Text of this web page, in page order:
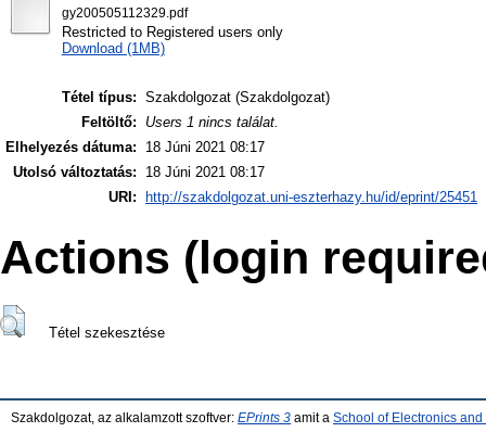
gy200505112329.pdf
Restricted to Registered users only
Download (1MB)
Tétel típus: Szakdolgozat (Szakdolgozat)
Feltöltő:
Users 1 nincs találat.
Elhelyezés dátuma:
18 Júni 2021 08:17
Utolsó változtatás:
18 Júni 2021 08:17
URI:
http://szakdolgozat.uni-eszterhazy.hu/id/eprint/25451
Actions (login
Tétel szekesztése
Szakdolgozat, az alkalamzott szoftver: EPrints 3 amit a School of Electronics